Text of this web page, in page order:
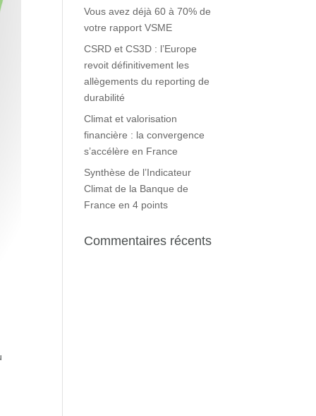
Vous avez déjà 60 à 70% de
votre rapport VSME
CSRD et CS3D : l’Europe
revoit définitivement les
allègements du reporting de
durabilité
Climat et valorisation
financière : la convergence
s’accélère en France
Synthèse de l’Indicateur
Climat de la Banque de
France en 4 points
Commentaires récents